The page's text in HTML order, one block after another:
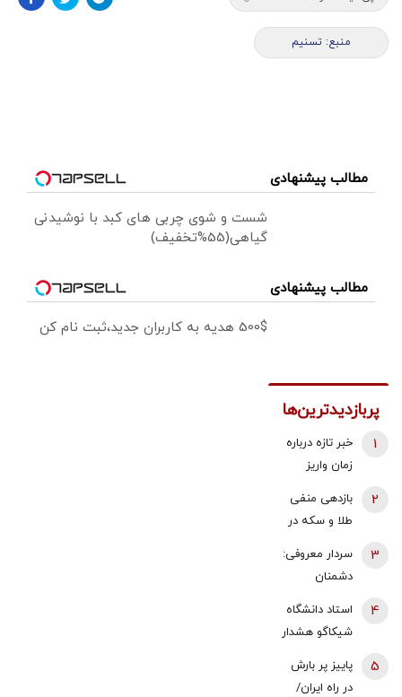
منبع: تسنیم
مطالب پیشنهادی
شست و شوی چربی های کبد با نوشیدنی
گیاهی(55%تخفیف)
مطالب پیشنهادی
500$ هدیه به کاربران جدید،ثبت نام کن
پربازدیدترین‌ها
خبر تازه درباره
زمان واریز
فروردین و
بازنشستگان
تامین اجتماعی
1
بازدهی منفی
طلا و سکه در
پیش بینی
قیمت طلا با دو
اهرم دلار و
شرط بازگشت
2
سردار معروفی:
دشمنان
می‌دانند که
قادر به تصرف
خاک ایران
نیستند/ اگر
3
استاد دانشگاه
شیکاگو هشدار
از جنگ،
4
پاییز پر بارش
در راه ایران/
5